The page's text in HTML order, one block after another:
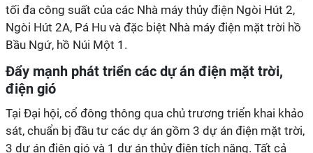
tối đa công suất của các Nhà máy thủy điện Ngòi Hút 2,
Ngòi Hút 2A, Pá Hu và đặc biệt Nhà máy điện mặt trời hồ
Bầu Ngứ, hồ Núi Một 1.
Đẩy mạnh phát triển các dự án điện mặt trời,
điện gió
Tại Đại hội, cổ đông thông qua chủ trương triển khai khảo
sát, chuẩn bị đầu tư các dự án gồm 3 dự án điện mặt trời,
3 dự án điện gió và 1 dự án thủy điện tích năng. Tất cả